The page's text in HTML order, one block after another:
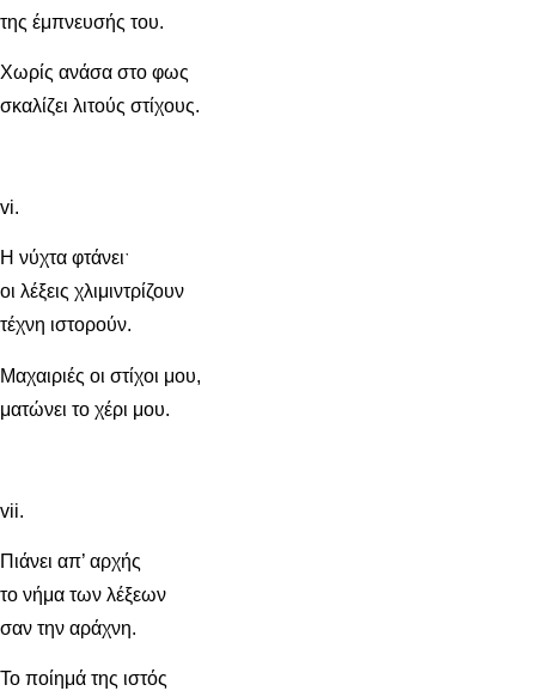
της έμπνευσής του.
Χωρίς ανάσα στο φως
σκαλίζει λιτούς στίχους.
vi.
Η νύχτα φτάνειˑ
οι λέξεις χλιμιντρίζουν
τέχνη ιστορούν.
Μαχαιριές οι στίχοι μου,
ματώνει το χέρι μου.
vii.
Πιάνει απ’ αρχής
το νήμα των λέξεων
σαν την αράχνη.
Το ποίημά της ιστός